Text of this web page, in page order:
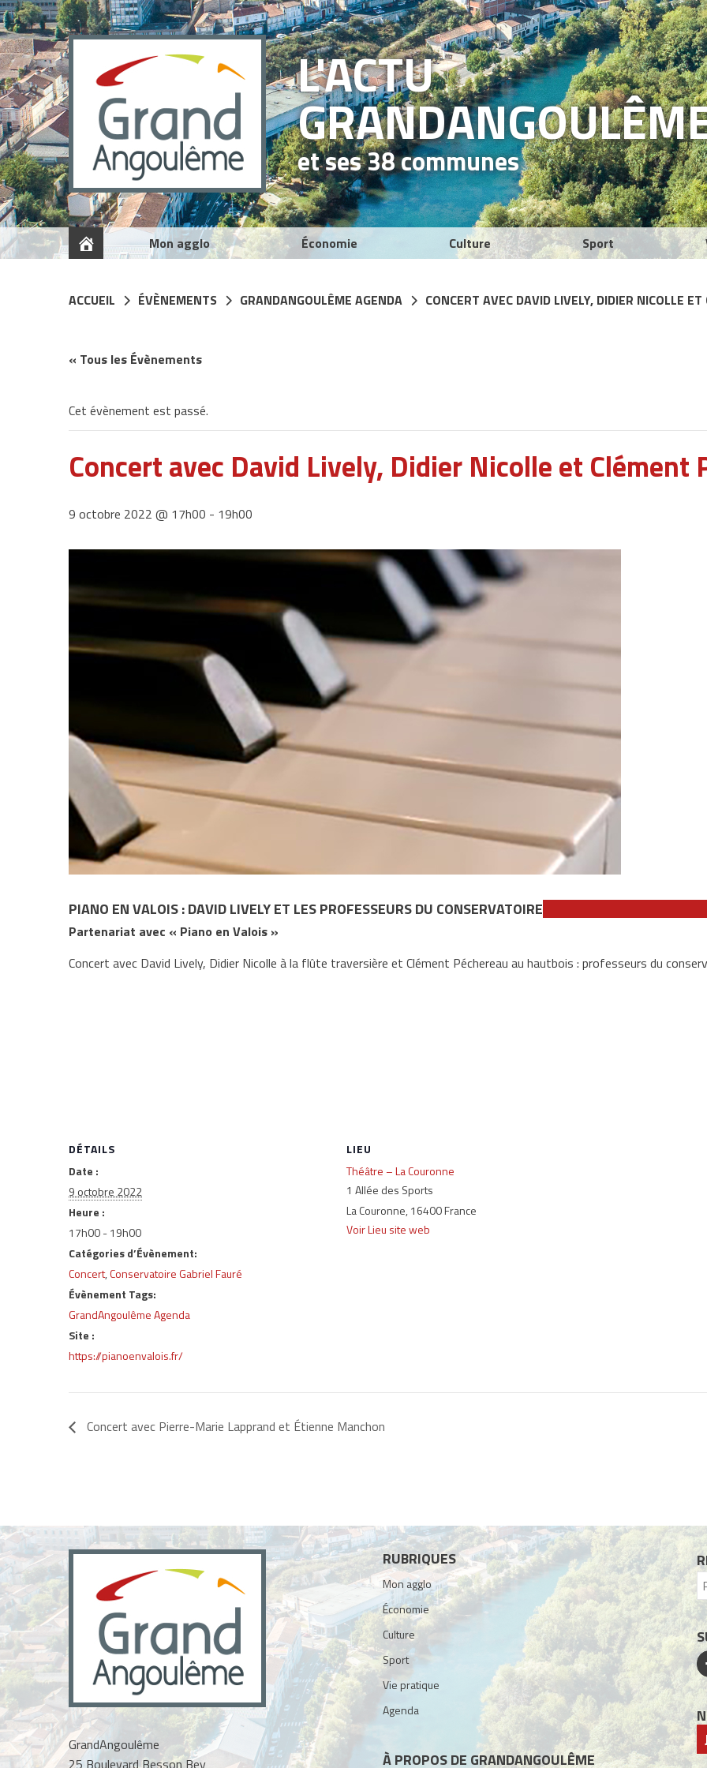
L'ACTU
GRAND
et ses 38 communes
Mon agglo Économie Culture Sport
ACCUEIL ÉVÈNEMENTS GRANDANGOULÊME AGENDA CONCERT AVEC DAVID LIVELY, DIDIER NICOLLE
« Tous les Évènements
Cet évènement est passé.
Concert avec David Lively, Didier Nicolle et Clément
9 octobre 2022 @ 17h00 - 19h00
PIANO EN VALOIS : DAVID LIVELY ET LES PROFESSEURS DU CONSERVATOIRE
Partenariat avec « Piano en Valois »
Concert avec David Lively, Didier Nicolle à la flûte traversière et Clément Péchereau au hautbois : professeurs du
DÉTAILS
Date :
9 octobre 2022
Heure :
17h00 - 19h00
Catégories d’Évènement:
Concert,Conservatoire Gabriel Fauré
Évènement Tags:
GrandAngoulême Agenda
Site :
https://pianoenvalois.fr/
LIEU
Théâtre – La Couronne
1 Allée des Sports
La Couronne,16400France
Voir Lieu site web
Concert avec Pierre-Marie Lapprand et Étienne Manchon
GrandAngoulême
25 Boulevard Besson Bey
RUBRIQUES
Mon agglo
Économie
Culture
Sport
Vie pratique
Agenda
À PROPOS DE GRANDANGOULÊME
Panneau de gestion des cookies